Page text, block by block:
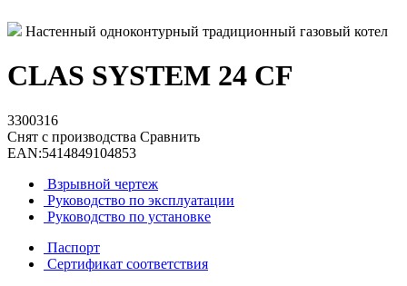
Настенный одноконтурный традиционный газовый котел
CLAS SYSTEM 24 CF
3300316
Снят с производства Сравнить
EAN:5414849104853
Взрывной чертеж
Руководство по эксплуатации
Руководство по установке
Паспорт
Сертификат соответствия